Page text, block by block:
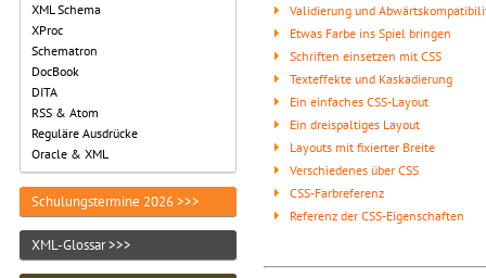
XML Schema
XProc
Schematron
DocBook
DITA
RSS & Atom
Reguläre Ausdrücke
Oracle & XML
Schulungstermine 2026 >>>
XML-Glossar >>>
Validierung und
Etwas Farbe ins Spiel bringen
Schriften einsetzen mit CSS
Texteffekte und Kaskadierung
Ein einfaches CSS-Layout
Ein dreispaltiges Layout
Layouts mit fixierter Breite
Verschiedenes über CSS
CSS-Farbreferenz
Referenz der CSS-Eigenschaften